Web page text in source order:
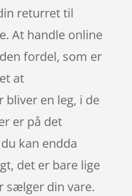
returret til
At handle online
fordel, som er
at
en leg, i de
er på det
kan endda
det er bare lige
sælger din vare.